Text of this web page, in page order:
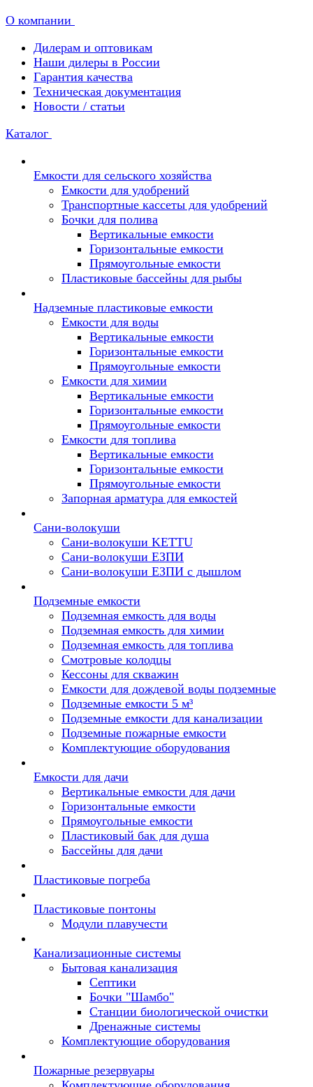
О компании
Дилерам и оптовикам
Наши дилеры в России
Гарантия качества
Техническая документация
Новости / статьи
Каталог
Емкости для сельского хозяйства
Емкости для удобрений
Транспортные кассеты для удобрений
Бочки для полива
Вертикальные емкости
Горизонтальные емкости
Прямоугольные емкости
Пластиковые бассейны для рыбы
Надземные пластиковые емкости
Емкости для воды
Вертикальные емкости
Горизонтальные емкости
Прямоугольные емкости
Емкости для химии
Вертикальные емкости
Горизонтальные емкости
Прямоугольные емкости
Емкоcти для топлива
Вертикальные емкости
Горизонтальные емкости
Прямоугольные емкости
Запорная арматура для емкостей
Сани-волокуши
Сани-волокуши KETTU
Сани-волокуши ЕЗПИ
Сани-волокуши ЕЗПИ с дышлом
Подземные емкости
Подземная емкость для воды
Подземная емкость для химии
Подземная емкость для топлива
Смотровые колодцы
Кессоны для скважин
Емкости для дождевой воды подземные
Подземные емкости 5 м³
Подземные емкости для канализации
Подземные пожарные емкости
Комплектующие оборудования
Емкости для дачи
Вертикальные емкости для дачи
Горизонтальные емкости
Прямоугольные емкости
Пластиковый бак для душа
Бассейны для дачи
Пластиковые погреба
Пластиковые понтоны
Модули плавучести
Канализационные системы
Бытовая канализация
Септики
Бочки "Шамбо"
Станции биологической очистки
Дренажные системы
Комплектующие оборудования
Пожарные резервуары